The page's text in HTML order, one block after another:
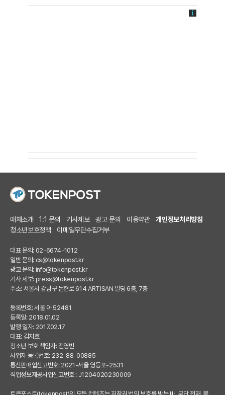
매체소개 1:1 문의 기사제보 광고 문의 이용약관
개인정보처리방침
청소년보호정책
이메일무단수집거부
대표 문의: 02-6674-1012
일반 문의: cs@tokenpost.kr
광고 문의: info@tokenpost.kr
기사 제보: press@tokenpost.kr
주소: 서울시 강남구 논현로 614 ARTISAN 빌딩 6층, 7층
등록번호: 서울 아 52481
등록일: 2018.01.02
발행 일자: 2017.02.17
대표: 김지호
청소년 보호 책임자: 전영빈
사업자 등록번호: 232-88-00885
통신판매업신고번호: 2021-서울 영등포-2531
직업정보제공사업신고번호 : J1204020230009